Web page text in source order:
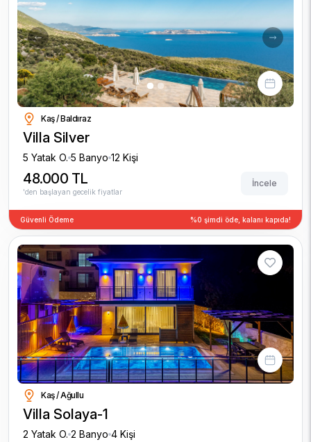
Previous Next
Kaş / Baldıraz
Villa Silver
5 Yatak O. 5 Banyo 12 Kişi
48.000 TL
'den başlayan gecelik fiyatlar
İncele
Güvenli Ödeme %0 şimdi öde, kalanı kapıda!
Kaş / Ağullu
Villa Solaya-1
2 Yatak O. 2 Banyo 4 Kişi